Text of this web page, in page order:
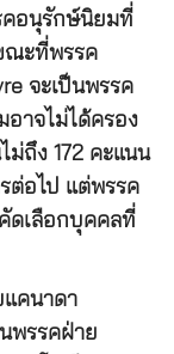
คอนุรักษ์นิยมที่
ณะที่พรรค
จะเป็นพรรค
อาจไม่ได้ครอง
ม่ถึง 172 คะแนน
ต่อไป แต่พรรค
ดเลือกบุคคลที่
แคนาดา
พรรคฝ่าย